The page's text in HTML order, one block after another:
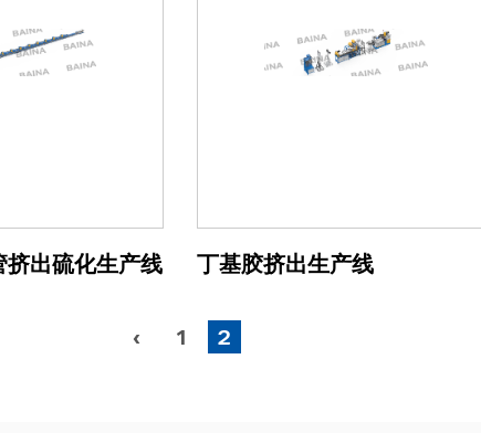
出硫化生产线 丁基胶挤出生产线
‹ 1 2